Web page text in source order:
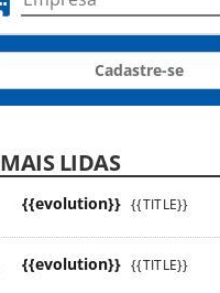
Cadastre-se
MAIS LIDAS
{{evolution}} {{TITLE}}
{{evolution}} {{TITLE}}